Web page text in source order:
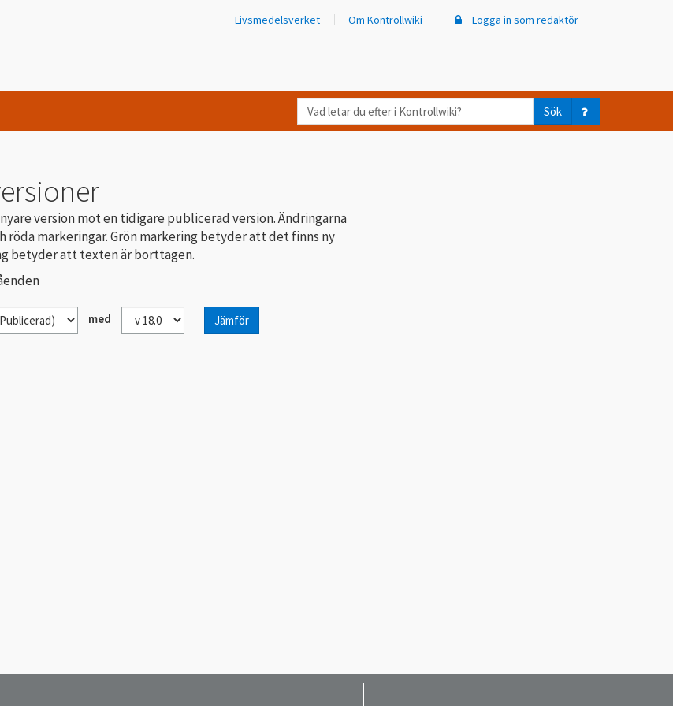
Livsmedelsverket Om Kontrollwiki Logga in som redaktör
Vad
letar
Kontrollwiki?
Sök
version mot en tidigare publicerad version. Ändringarna
röda markeringar. Grön markering betyder att det finns ny
betyder att texten är borttagen.
med Jämför